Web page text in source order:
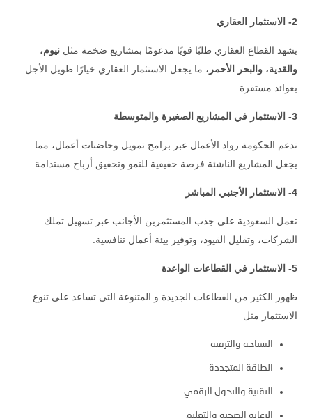
2- الاستثمار العقاري
يشهد القطاع العقاري طلبًا قويًا مدعومًا بمشاريع ضخمة مثل نيوم،
والقدية، والبحر الأحمر ، ما يجعل الاستثمار العقاري خيارًا طويل الأجل
بعوائد مستقرة.
3- الاستثمار في المشاريع الصغيرة والمتوسطة
تدعم الحكومة رواد الأعمال عبر برامج تمويل وحاضنات أعمال، مما
يجعل المشاريع الناشئة فرصة حقيقية للنمو وتحقيق أرباح مستدامة.
4- الاستثمار الأجنبي المباشر
تعمل السعودية على جذب المستثمرين الأجانب عبر تسهيل تملك
الشركات، وتقليل القيود، وتوفير بيئة أعمال تنافسية.
5- الاستثمار في القطاعات الواعدة
ظهور الكثير من القطاعات الجديدة و المتنوعة التى تساعد على تنوع
الاستثمار مثل
السياحة والترفيه
الطاقة المتجددة
التقنية والتحول الرقمي
الرعاية الصحية والتعليم